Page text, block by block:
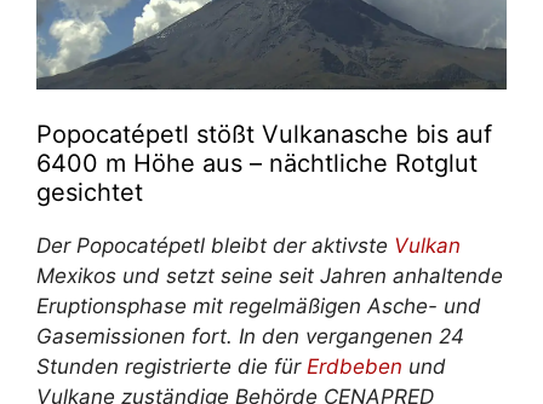
Popocatépetl stößt Vulkanasche bis auf
6400 m Höhe aus – nächtliche Rotglut
gesichtet
Der Popocatépetl bleibt der aktivste Vulkan
Mexikos und setzt seine seit Jahren anhaltende
Eruptionsphase mit regelmäßigen Asche- und
Gasemissionen fort. In den vergangenen 24
Stunden registrierte die für Erdbeben und
Vulkane zuständige Behörde CENAPRED